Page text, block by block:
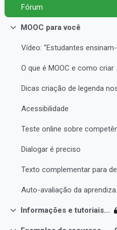
Fórum
Contrair
MOOC para você
O que é
Acessibilidade
Dialogar é preciso
Auto-
Contrair
Informações e tutoriais Moodle